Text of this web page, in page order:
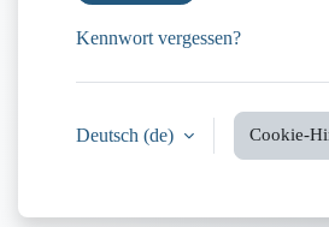
Kennwort vergessen?
Deutsch ‎(de)‎ Cookie-